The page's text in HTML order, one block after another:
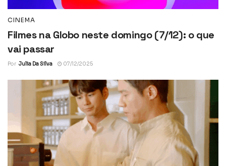
CINEMA
Filmes na Globo neste domingo (7/12): o que
vai passar
Por Julia Da Silva 07/12/2025